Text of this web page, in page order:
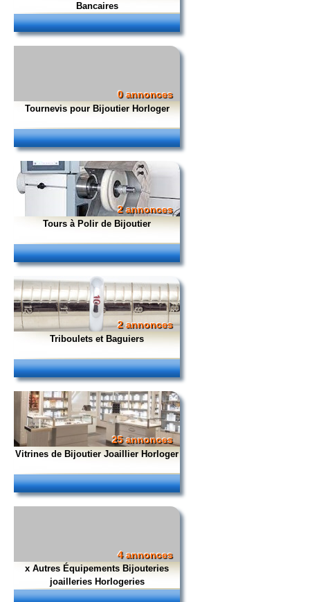
Bancaires
0 annonces
Tournevis pour Bijoutier Horloger
2 annonces
Tours à Polir de Bijoutier
2 annonces
Triboulets et Baguiers
25 annonces
Vitrines de Bijoutier Joaillier Horloger
4 annonces
x Autres Équipements Bijouteries
joailleries Horlogeries